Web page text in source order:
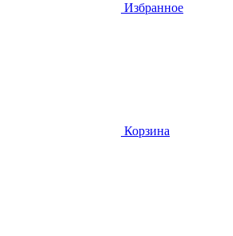
Избранное
Корзина